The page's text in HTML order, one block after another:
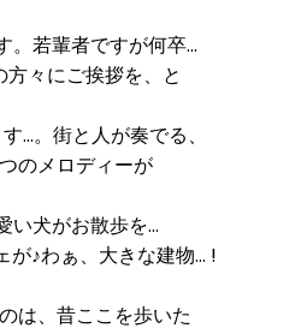
。若輩者ですが何卒…
方々にご挨拶を、と
…。街と人が奏でる、
のメロディーが
い犬がお散歩を…
が♪わぁ、大きな建物… !
は、昔ここを歩いた